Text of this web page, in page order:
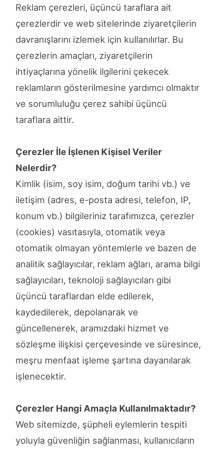
Reklam çerezleri, üçüncü taraflara ait
çerezlerdir ve web sitelerinde ziyaretçilerin
davranışlarını izlemek için kullanılırlar. Bu
çerezlerin amaçları, ziyaretçilerin
ihtiyaçlarına yönelik ilgilerini çekecek
reklamların gösterilmesine yardımcı olmaktır
ve sorumluluğu çerez sahibi üçüncü
taraflara aittir.
Çerezler İle İşlenen Kişisel Veriler
Nelerdir?
Kimlik (isim, soy isim, doğum tarihi vb.) ve
iletişim (adres, e-posta adresi, telefon, IP,
konum vb.) bilgileriniz tarafımızca, çerezler
(cookies) vasıtasıyla, otomatik veya
otomatik olmayan yöntemlerle ve bazen de
analitik sağlayıcılar, reklam ağları, arama bilgi
sağlayıcıları, teknoloji sağlayıcıları gibi
üçüncü taraflardan elde edilerek,
kaydedilerek, depolanarak ve
güncellenerek, aramızdaki hizmet ve
sözleşme ilişkisi çerçevesinde ve süresince,
meşru menfaat işleme şartına dayanılarak
işlenecektir.
Çerezler Hangi Amaçla Kullanılmaktadır?
Web sitemizde, şüpheli eylemlerin tespiti
yoluyla güvenliğin sağlanması, kullanıcıların